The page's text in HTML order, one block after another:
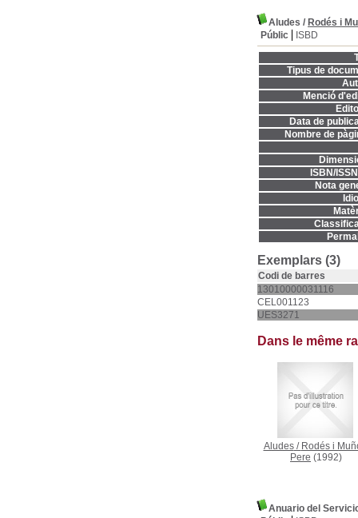
Aludes / Rodés i
Públic
ISBD
Tipus de
Menció
Data de
Nombre de
ISBN/
Nota
Exemplars (3)
Codi de barres
13010000031116
CEL001123
UES3271
Dans le même
Aludes/ Rodés i
Pere (1992)
Anuario del